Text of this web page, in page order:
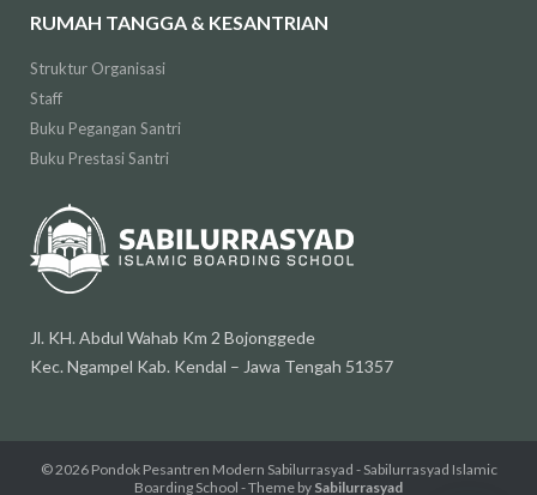
RUMAH TANGGA & KESANTRIAN
Struktur Organisasi
Staff
Buku Pegangan Santri
Buku Prestasi Santri
Jl. KH. Abdul Wahab Km 2 Bojonggede
Kec. Ngampel Kab. Kendal – Jawa Tengah 51357
© 2026 Pondok Pesantren Modern Sabilurrasyad - Sabilurrasyad Islamic
Boarding School - Theme by Sabilurrasyad